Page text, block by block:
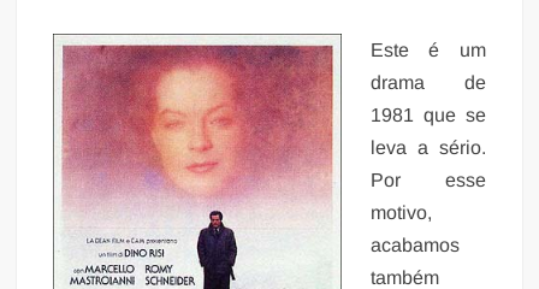
Este é um
drama de
1981 que se
leva a sério.
Por esse
motivo,
acabamos
também